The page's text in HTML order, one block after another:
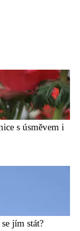
s úsměvem i
jím stát?